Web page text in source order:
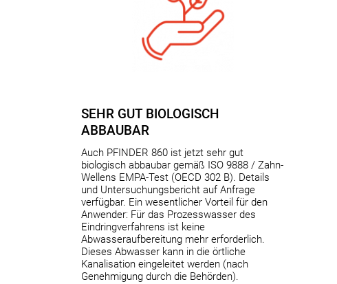
SEHR GUT BIOLOGISCH
ABBAUBAR
Auch PFINDER 860 ist jetzt sehr gut
biologisch abbaubar gemäß ISO 9888 / Zahn-
Wellens EMPA-Test (OECD 302 B). Details
und Untersuchungsbericht auf Anfrage
verfügbar. Ein wesentlicher Vorteil für den
Anwender: Für das Prozesswasser des
Eindringverfahrens ist keine
Abwasseraufbereitung mehr erforderlich.
Dieses Abwasser kann in die örtliche
Kanalisation eingeleitet werden (nach
Genehmigung durch die Behörden).